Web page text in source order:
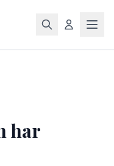
har